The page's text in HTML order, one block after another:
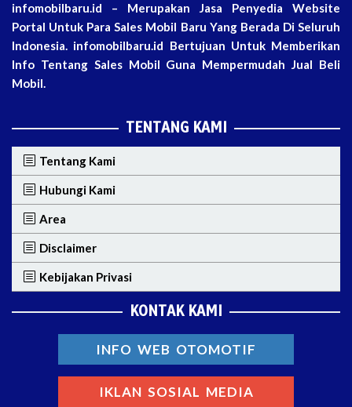
infomobilbaru.id – Merupakan Jasa Penyedia Website
Portal Untuk Para Sales Mobil Baru Yang Berada Di Seluruh
Indonesia. infomobilbaru.id Bertujuan Untuk Memberikan
Info Tentang Sales Mobil Guna Mempermudah Jual Beli
Mobil.
TENTANG KAMI
Tentang Kami
Hubungi Kami
Area
Disclaimer
Kebijakan Privasi
KONTAK KAMI
INFO WEB OTOMOTIF
IKLAN SOSIAL MEDIA